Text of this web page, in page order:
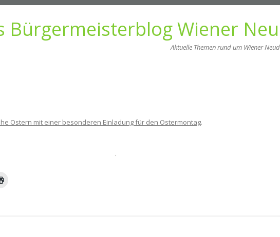
Bürgermeisterblog Wiener
Aktuelle Themen rund um Wiener
Ostern mit einer besonderen Einladung für den Ostermontag.